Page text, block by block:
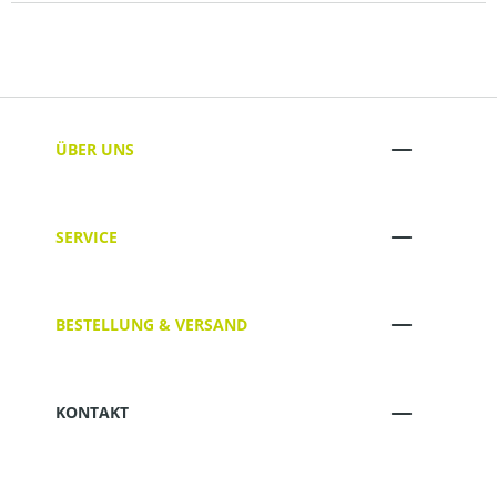
ÜBER UNS
SERVICE
BESTELLUNG & VERSAND
KONTAKT